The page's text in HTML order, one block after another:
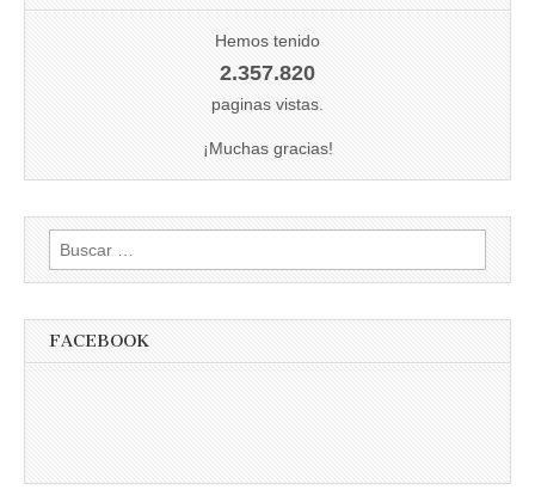
Hemos tenido
2.357.820
paginas vistas.
¡Muchas gracias!
Buscar:
FACEBOOK